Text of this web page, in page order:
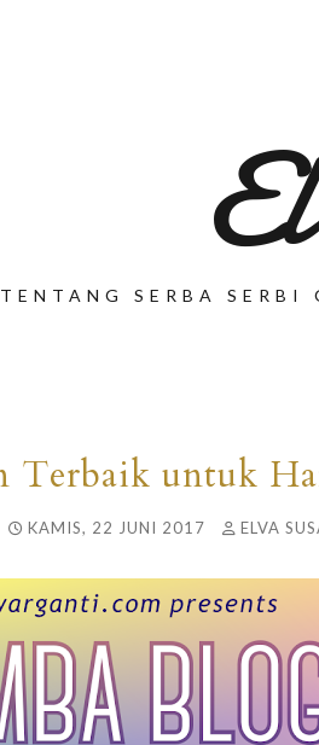
SERBA
Terbaik untuk
KAMIS, 22 JUNI 2017 ELVA